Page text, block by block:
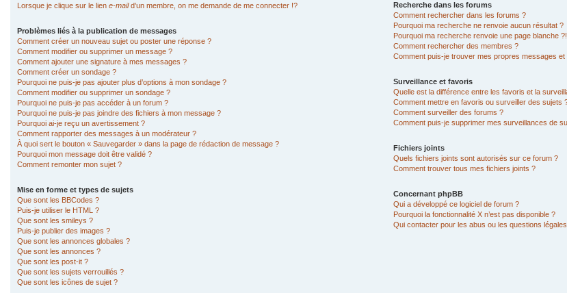
Lorsque je clique sur le lien e-maild’un membre, on me demande de me connecter !?
Problèmes liés à la publication de messages
Comment créer un nouveau sujet ou poster une réponse ?
Comment modifier ou supprimer un message ?
Comment ajouter une signature à mes messages ?
Comment créer un sondage ?
Pourquoi ne puis-je pas ajouter plus d’options à mon sondage ?
Comment modifier ou supprimer un sondage ?
Pourquoi ne puis-je pas accéder à un forum ?
Pourquoi ne puis-je pas joindre des fichiers à mon message ?
Pourquoi ai-je reçu un avertissement ?
Comment rapporter des messages à un modérateur ?
À quoi sert le bouton « Sauvegarder » dans la page de rédaction de message ?
Pourquoi mon message doit être validé ?
Comment remonter mon sujet ?
Mise en forme et types de sujets
Que sont les BBCodes ?
Puis-je utiliser le HTML ?
Que sont les smileys ?
Puis-je publier des images ?
Que sont les annonces globales ?
Que sont les annonces ?
Que sont les post-it ?
Que sont les sujets verrouillés ?
Que sont les icônes de sujet ?
Recherche dans les forums
Comment rechercher dans les forums ?
Pourquoi ma recherche ne renvoie aucun résultat ?
Pourquoi ma recherche renvoie une page blanche ?!
Comment rechercher des membres ?
Comment puis-je trouver mes propres messages et
Surveillance et favoris
Quelle est la différence entre les favoris et la
Comment mettre en favoris ou surveiller des sujets
Comment surveiller des forums ?
Comment puis-je supprimer mes surveillances de
Fichiers joints
Quels fichiers joints sont autorisés sur ce forum ?
Comment trouver tous mes fichiers joints ?
Concernant phpBB
Qui a développé ce logiciel de forum ?
Pourquoi la fonctionnalité X n’est pas disponible ?
Qui contacter pour les abus ou les questions